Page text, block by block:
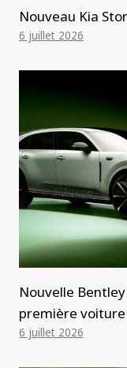
Nouveau Kia
6 juillet 2026
Nouvelle
première
6 juillet 2026